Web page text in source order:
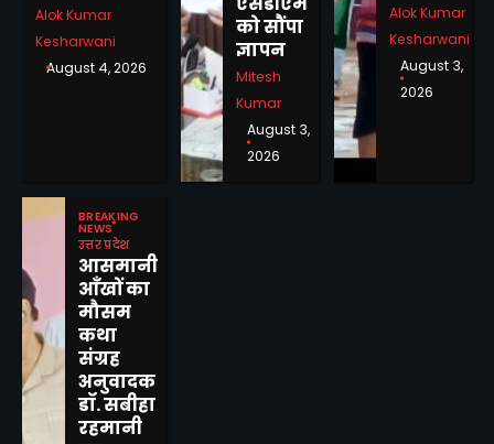
Alok Kumar
Kesharwani
August 4, 2026
को सौंपा
ज्ञापन
Mitesh
Kumar
August 3,
2026
Alok Kumar
Kesharwani
August 3,
2026
BREAKING
NEWS
उत्तर प्रदेश
आसमानी
आँखों का
मौसम
कथा
संग्रह
अनुवादक
डॉ. सबीहा
रहमानी
2
3